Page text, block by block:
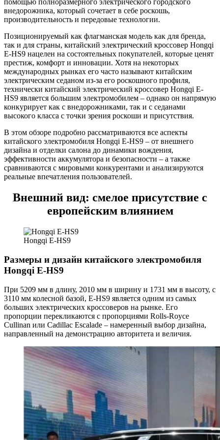
помощью полноразмерного электрического городского
внедорожника, который сочетает в себе роскошь,
производительность и передовые технологии.
Позиционируемый как флагманская модель как для бренда,
так и для страны, китайский электрический кроссовер Hongqi
E-HS9 нацелен на состоятельных покупателей, которые ценят
престиж, комфорт и инновации. Хотя на некоторых
международных рынках его часто называют китайским
электрическим седаном из-за его роскошного профиля,
технически китайский электрический кроссовер Hongqi E-
HS9 является большим электромобилем – однако он напрямую
конкурирует как с внедорожниками, так и с седанами
высокого класса с точки зрения роскоши и присутствия.
В этом обзоре подробно рассматриваются все аспекты
китайского электромобиля Hongqi E-HS9 – от внешнего
дизайна и отделки салона до динамики вождения,
эффективности аккумулятора и безопасности – а также
сравниваются с мировыми конкурентами и анализируются
реальные впечатления пользователей.
Внешний вид: смелое присутствие с
европейским влиянием
Hongqi E-HS9
Размеры и дизайн китайского электромобиля
Hongqi E-HS9
При 5209 мм в длину, 2010 мм в ширину и 1731 мм в высоту, с
3110 мм колесной базой, E-HS9 является одним из самых
больших электрических кроссоверов на рынке. Его
пропорции перекликаются с пропорциями Rolls-Royce
Cullinan или Cadillac Escalade – намеренный выбор дизайна,
направленный на демонстрацию авторитета и величия.